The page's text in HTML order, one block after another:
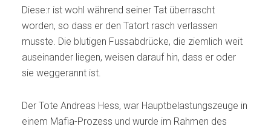
Diese:r ist wohl während seiner Tat überrascht
worden, so dass er den Tatort rasch verlassen
musste. Die blutigen Fussabdrücke, die ziemlich weit
auseinander liegen, weisen darauf hin, dass er oder
sie weggerannt ist.
Der Tote Andreas Hess, war Hauptbelastungszeuge in
einem Mafia-Prozess und wurde im Rahmen des